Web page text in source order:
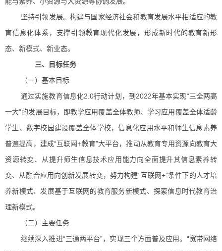
坚持引领发展。构建与国家经济社会和教育发展水平相适应的教
育信息化体系，支撑引领教育现代化发展，形成新时代的教育新形
态、新模式、新业态。
三、目标任务
（一）基本目标
通过实施教育信息化2.0行动计划，到2022年基本实现“三全两高
一大”的发展目标，即教学应用覆盖全体教师、学习应用覆盖全体适龄
学生、数字校园建设覆盖全体学校，信息化应用水平和师生信息素养
普遍提高，建成“互联网+教育”大平台，推动从教育专用资源向教育大
资源转变、从提升师生信息技术应用能力向全面提升其信息素养转
变、从融合应用向创新发展转变，努力构建“互联网+”条件下的人才培
养新模式、发展基于互联网的教育服务新模式、探索信息时代教育治
理新模式。
（二）主要任务
继续深入推进“三通两平台”，实现三个方面普及应用。“宽带网络